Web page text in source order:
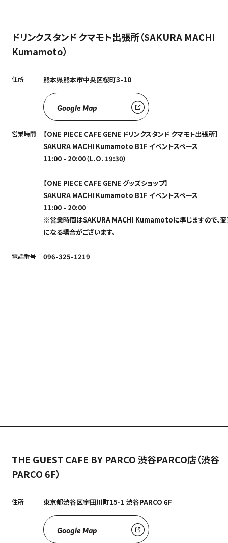
ドリンクスタンド クマモト出張所（SAKURA MACHI
Kumamoto）
住所 熊本県熊本市中央区桜町3-10
Google Map
営業時間
【ONE PIECE CAFE GENE ドリンクスタンド クマモト出張所】
SAKURA MACHI Kumamoto B1F イベントスペース
11:00 - 20:00（L.O. 19:30）
【ONE PIECE CAFE GENE グッズショップ】
SAKURA MACHI Kumamoto B1F イベントスペース
11:00 - 20:00
※営業時間はSAKURA MACHI Kumamotoに準じますので、
になる場合がございます。
電話番号 096-325-1219
THE GUEST CAFE BY PARCO 渋谷PARCO店（渋谷
PARCO 6F）
住所 東京都渋⾕区宇⽥川町15-1 渋⾕PARCO 6F
Google Map